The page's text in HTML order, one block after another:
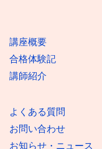
講座概要
合格体験記
講師紹介
よくある質問
お問い合わせ
お知らせ・ニュース